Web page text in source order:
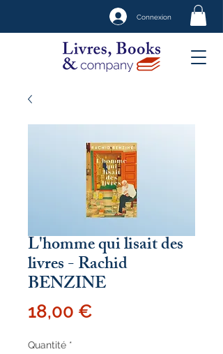
Connexion
L'homme qui lisait des
livres - Rachid
BENZINE
18,00 €
Quantité *